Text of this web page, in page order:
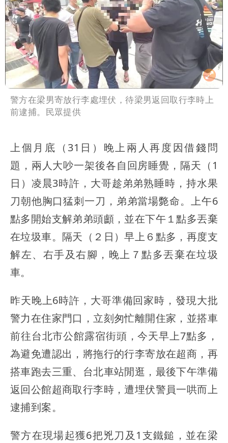
警方在梁男寄放行李處埋伏，待梁男返回取行李時上
前逮捕。民眾提供
上個月底（31日）晚上兩人再度因借錢問
題，兩人大吵一架後各自回房睡覺，隔天（1
日）凌晨3時許，大哥趁弟弟熟睡時，持水果
刀朝他胸口猛刺一刀，弟弟當場斃命。上午6
點多開始支解弟弟頭顱，並在下午１點多丟棄
在垃圾車。隔天（２日）早上６點多，再度支
解左、右手及右腳，晚上７點多丟棄在垃圾
車。
昨天晚上6時許，大哥準備回家時，發現大批
警力在住家門口，立刻匆忙離開住家，並搭車
前往台北市公館露宿街頭，今天早上7點多，
為避免遭認出，將拖行的行李寄放在超商，再
搭車跑去三重、台北車站閒逛，最後下午準備
返回公館超商取行李時，遭埋伏警員一哄而上
逮捕到案。
警方在現場起獲6把兇刀及1支鐵鎚，並在梁